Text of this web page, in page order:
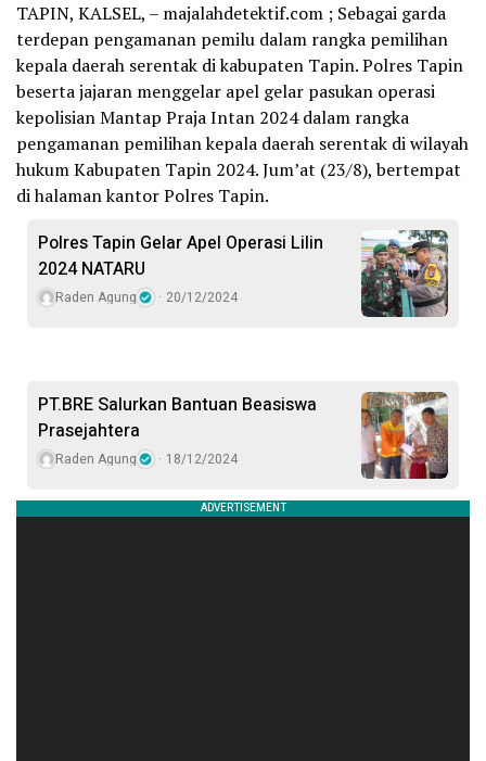
TAPIN, KALSEL, – majalahdetektif.com ; Sebagai garda
terdepan pengamanan pemilu dalam rangka pemilihan
kepala daerah serentak di kabupaten Tapin. Polres Tapin
beserta jajaran menggelar apel gelar pasukan operasi
kepolisian Mantap Praja Intan 2024 dalam rangka
pengamanan pemilihan kepala daerah serentak di wilayah
hukum Kabupaten Tapin 2024. Jum’at (23/8), bertempat
di halaman kantor Polres Tapin.
Polres Tapin Gelar Apel Operasi Lilin
2024 NATARU
Raden Agung 20/12/2024
PT.BRE Salurkan Bantuan Beasiswa
Prasejahtera
Raden Agung 18/12/2024